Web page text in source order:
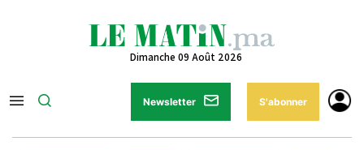
Dimanche 09 Août 2026
Newsletter S'abonner